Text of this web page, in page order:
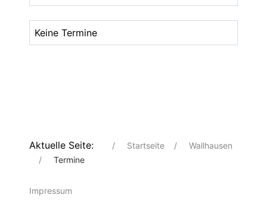
Keine Termine
Aktuelle Seite: Startseite
Wallhausen
Termine
Impressum